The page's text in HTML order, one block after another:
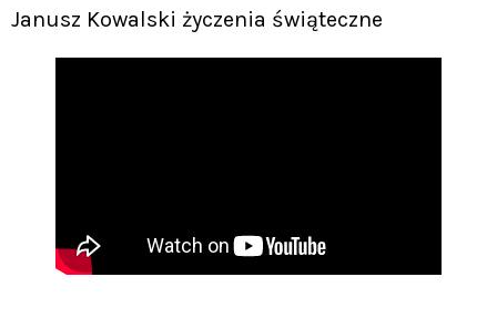
Janusz Kowalski życzenia świąteczne